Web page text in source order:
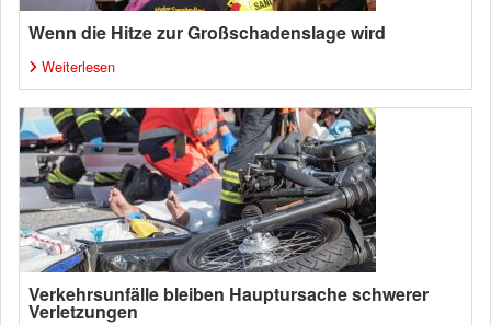
Wenn die Hitze zur Großschadenslage wird
Weiterlesen
Verkehrsunfälle bleiben Hauptursache schwerer
Verletzungen